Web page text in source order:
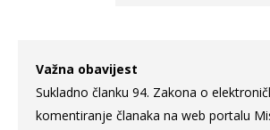
Važna obavijest
Sukladno članku 94. Zakona o
komentiranje članaka na web portalu